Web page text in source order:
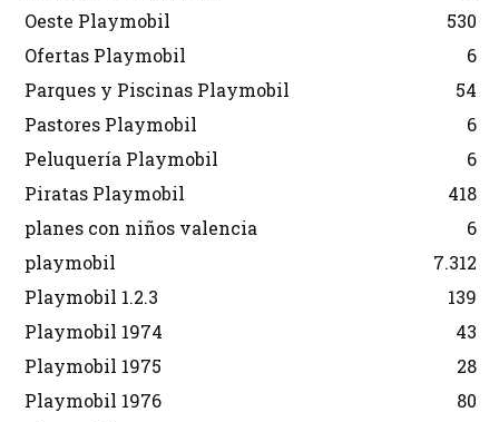
Oeste Playmobil
530
Ofertas Playmobil
6
Parques y Piscinas Playmobil
54
Pastores Playmobil
6
Peluquería Playmobil
6
Piratas Playmobil
418
planes con niños valencia
6
playmobil
7.312
Playmobil 1.2.3
139
Playmobil 1974
43
Playmobil 1975
28
Playmobil 1976
80